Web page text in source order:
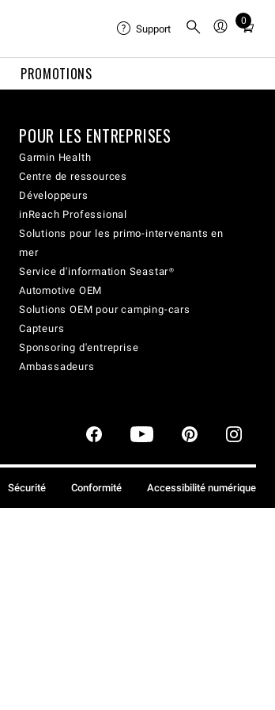
PROMOTIONS
Support
0
Total
cart:
POUR LES ENTREPRISES
Garmin Health
Centre de ressources
Développeurs
inReach Professional
Solutions pour les primo-intervenants en
mer
Service d'information Seastar®
Automotive OEM
Solutions OEM pour camping-cars
Capteurs
Sponsoring d'entreprise
Ambassadeurs
Sécurité Conformité Accessibilité numérique